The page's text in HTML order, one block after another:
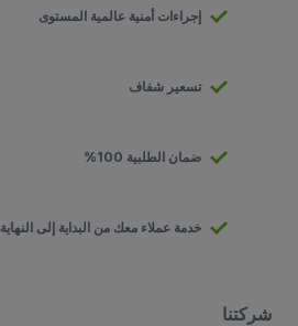
إجراءات أمنية عالمية المستوى
تسعير شفاف
ضمان الطلبية 100%
خدمة عملاء معك من البداية إلى النهاية
شركتنا